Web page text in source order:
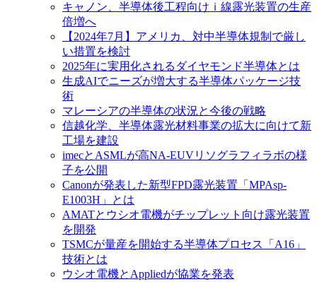
キャノン、半導体後工程向けｉ線露光装置の生産
倍増へ
【2024年7月】アメリカ、対中半導体規制で厳し
い措置を検討
2025年に実用化されるダイヤモンド半導体とは
生成AIでニーズが増大する半導体パッケージ技
術
マレーシアの半導体の状況と今後の戦略
信越化学、半導体露光材料事業の拡大に向けて新
工場を建設
imecとASMLが高NA-EUVリソグラフィラボの様
子を公開
Canonが発表した新型FPD露光装置「MPAsp-
E1003H」とは
AMATとウシオ電機がチップレット向け露光装置
を開発
TSMCが量産を開始する半導体プロセス「A16」
技術とは
ウシオ電機とAppliedが協業を発表